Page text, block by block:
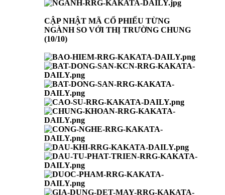
CẬP NHẬT MÃ CỔ PHIẾU TỪNG
NGÀNH SO VỚI THỊ TRƯỜNG CHUNG
(10/10)